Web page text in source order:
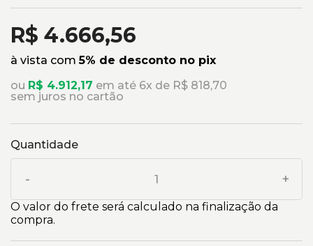
R$ 4.666,56
à vista com5% de desconto no pix
ou R$ 4.912,17 em até 6x de R$ 818,70
sem juros no cartão
Quantidade
- +
O valor do frete será calculado na finalização da
compra.